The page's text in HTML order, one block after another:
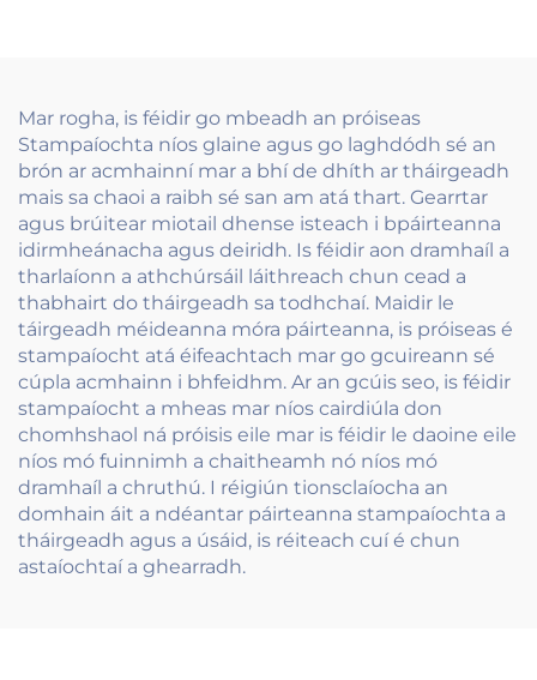
Mar rogha, is féidir go mbeadh an próiseas
Stampaíochta níos glaine agus go laghdódh sé an
brón ar acmhainní mar a bhí de dhíth ar tháirgeadh
mais sa chaoi a raibh sé san am atá thart. Gearrtar
agus brúitear miotail dhense isteach i bpáirteanna
idirmheánacha agus deiridh. Is féidir aon dramhaíl a
tharlaíonn a athchúrsáil láithreach chun cead a
thabhairt do tháirgeadh sa todhchaí. Maidir le
táirgeadh méideanna móra páirteanna, is próiseas é
stampaíocht atá éifeachtach mar go gcuireann sé
cúpla acmhainn i bhfeidhm. Ar an gcúis seo, is féidir
stampaíocht a mheas mar níos cairdiúla don
chomhshaol ná próisis eile mar is féidir le daoine eile
níos mó fuinnimh a chaitheamh nó níos mó
dramhaíl a chruthú. I réigiún tionsclaíocha an
domhain áit a ndéantar páirteanna stampaíochta a
tháirgeadh agus a úsáid, is réiteach cuí é chun
astaíochtaí a ghearradh.